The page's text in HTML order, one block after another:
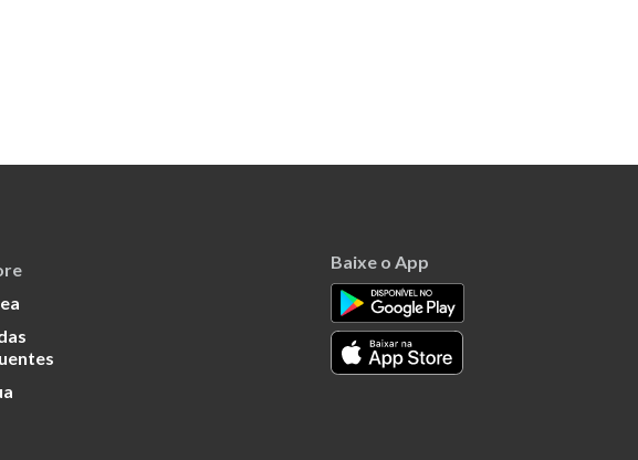
Baixe o App